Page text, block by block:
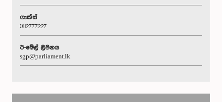
ෆැක්ස්
0112777227
ඊ-මේල් ලිපිනය
sgp@parliament.lk